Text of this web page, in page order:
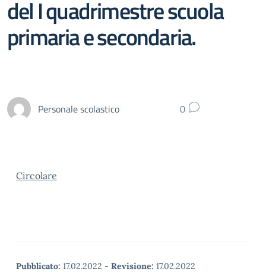
del I quadrimestre scuola
primaria e secondaria.
Personale scolastico 0
Circolare
Pubblicato: 17.02.2022 - Revisione: 17.02.2022